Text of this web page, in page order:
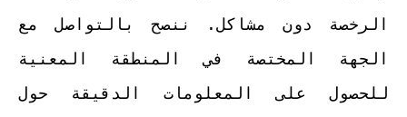
الرخصة دون مشاكل. ننصح بالتواصل مع
الجهة المختصة في المنطقة المعنية
للحصول على المعلومات الدقيقة حول